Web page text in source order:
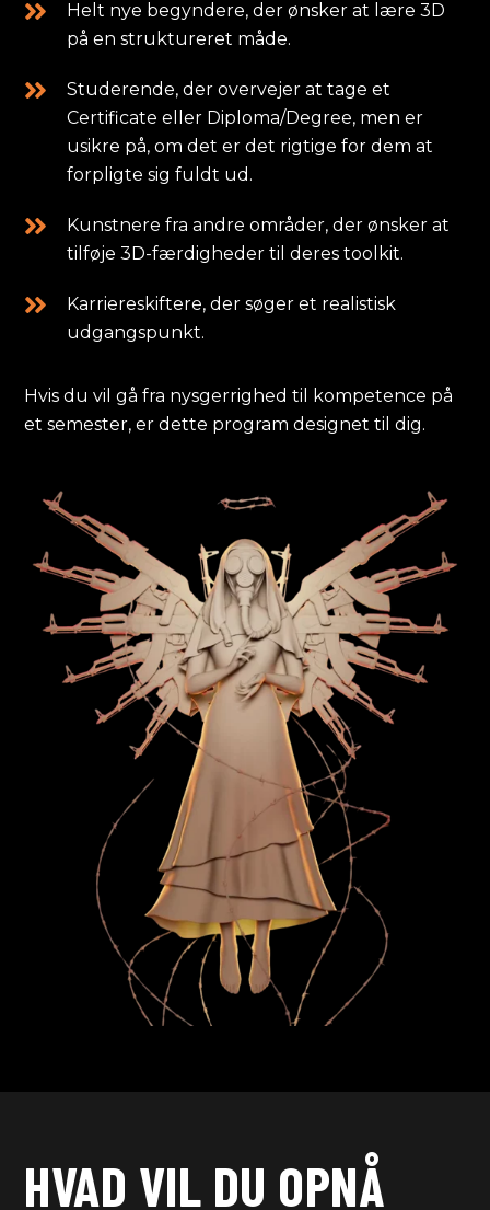
Helt nye begyndere, der ønsker at lære 3D
på en struktureret måde.
Studerende, der overvejer at tage et
Certificate eller Diploma/Degree, men er
usikre på, om det er det rigtige for dem at
forpligte sig fuldt ud.
Kunstnere fra andre områder, der ønsker at
tilføje 3D-færdigheder til deres toolkit.
Karriereskiftere, der søger et realistisk
udgangspunkt.
Hvis du vil gå fra nysgerrighed til kompetence på
et semester, er dette program designet til dig.
HVAD VIL DU OPNÅ